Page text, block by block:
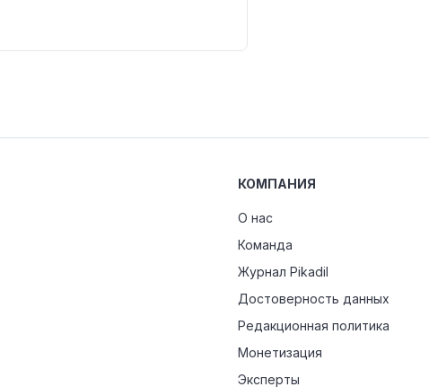
КОМПАНИЯ
О нас
Команда
Журнал Pikadil
Достоверность данных
Редакционная политика
Монетизация
Эксперты